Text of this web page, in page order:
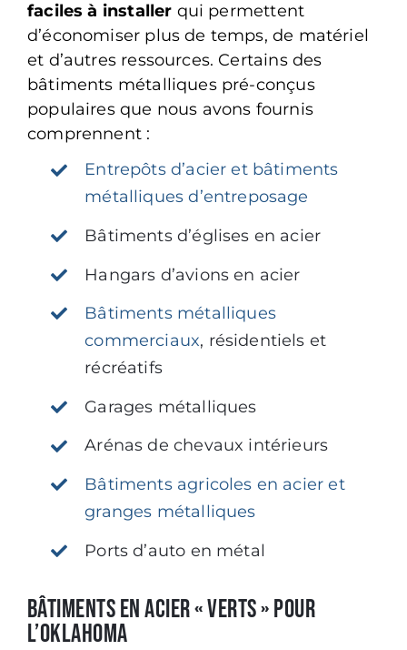
faciles à installer qui permettent
d’économiser plus de temps, de matériel
et d’autres ressources. Certains des
bâtiments métalliques pré-conçus
populaires que nous avons fournis
comprennent :
Entrepôts d’acier et bâtiments
métalliques d’entreposage
Bâtiments d’églises en acier
Hangars d’avions en acier
Bâtiments métalliques
commerciaux, résidentiels et
récréatifs
Garages métalliques
Arénas de chevaux intérieurs
Bâtiments agricoles en acier et
granges métalliques
Ports d’auto en métal
Bâtiments en acier « verts » pour
l’Oklahoma